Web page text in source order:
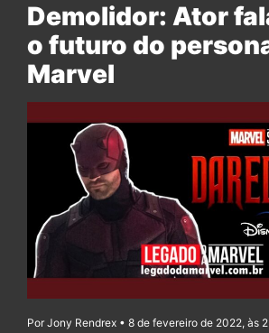
Demolidor: Ator
o futuro do
Marvel
Por Jony Rendrex • 8 de fevereiro de 2022, às